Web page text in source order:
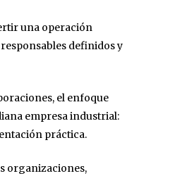
una operación
definidos y
el enfoque
empresa industrial:
práctica.
organizaciones,